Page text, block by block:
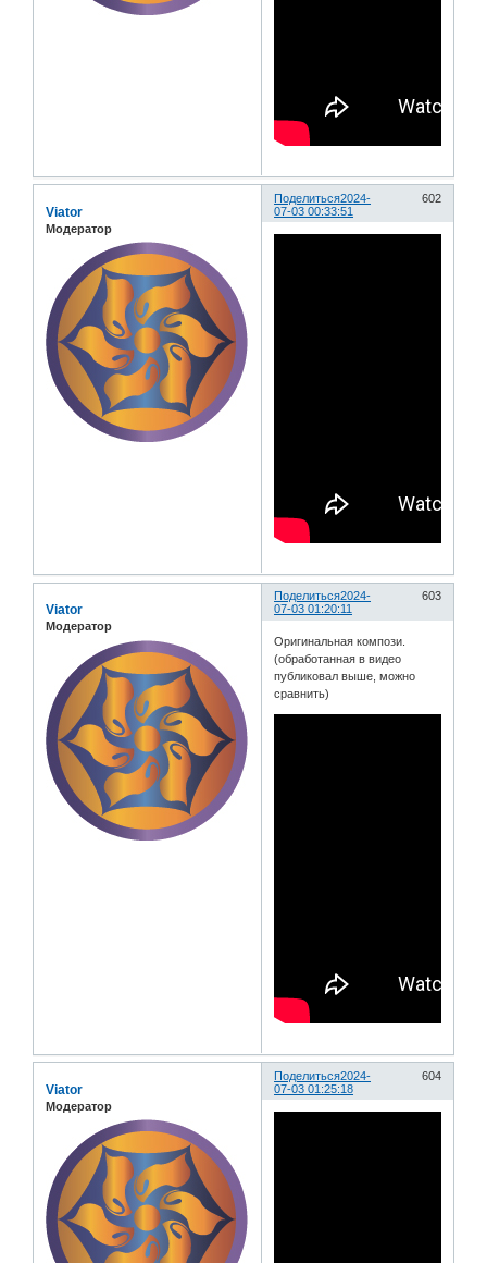
Поделиться 602
2024-
07-03 00:33:51
Viator
Модератор
Поделиться 603
2024-
07-03 01:20:11
Viator
Модератор
Оригинальная компози.
(обработанная в видео
публиковал выше, можно
сравнить)
Поделиться 604
2024-
07-03 01:25:18
Viator
Модератор